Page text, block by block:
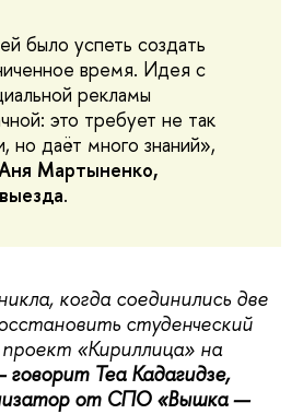
было успеть создать
время. Идея с
рекламы
это требует не так
но даёт много знаний»,
Мартыненко,
.
когда соединились две
студенческий
«Кириллица» на
говорит Теа Кадагидзе,
от СПО «Вышка —